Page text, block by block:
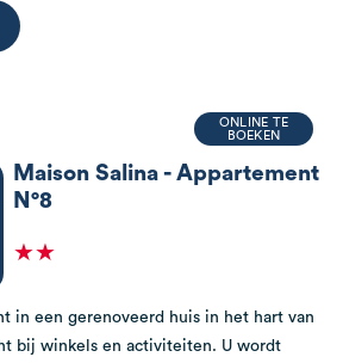
Maison Salina - Appartement
N°8
ONLINE TE
BOEKEN
★★
in een gerenoveerd huis in het hart van
bij winkels en activiteiten. U wordt